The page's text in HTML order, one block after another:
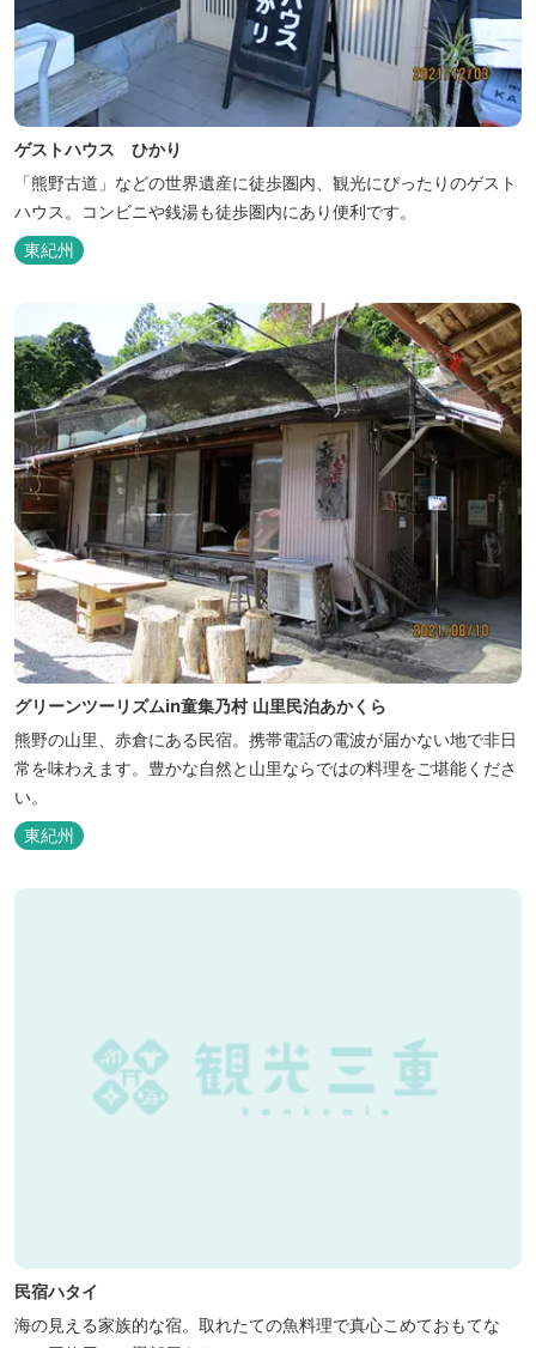
ゲストハウス ひかり
「熊野古道」などの世界遺産に徒歩圏内、観光にぴったりのゲスト
ハウス。コンビニや銭湯も徒歩圏内にあり便利です。
東紀州
グリーンツーリズムin童集乃村 山里民泊あかくら
熊野の山里、赤倉にある民宿。携帯電話の電波が届かない地で非日
常を味わえます。豊かな自然と山里ならではの料理をご堪能くださ
い。
東紀州
民宿ハタイ
海の見える家族的な宿。取れたての魚料理で真心こめておもてな